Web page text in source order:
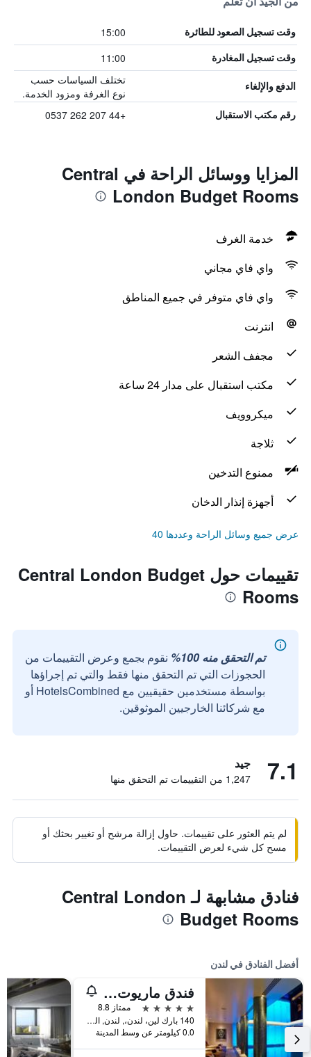
وقت تسجيل الصعود للطائرة 15:00
وقت تسجيل المغادرة 11:00
الدفع والإلغاء
تختلف السياسات حسب
نوع الغرفة ومزود الخدمة.
رقم مكتب الاستقبال +44 207 262 0537
المزايا ووسائل الراحة في Central
London Budget Rooms
خدمة الغرف
واي فاي مجاني
واي فاي متوفر في جميع المناطق
انترنت
مجفف الشعر
مكتب استقبال على مدار 24 ساعة
ميكروويف
ثلاجة
ممنوع التدخين
أجهزة إنذار الدخان
عرض جميع وسائل الراحة وعددها 40
تقييمات حول Central London Budget
Rooms
تم التحقق منه 100%
نقوم بجمع وعرض التقييمات من
الحجوزات التي تم التحقق منها فقط والتي تم إجراؤها
بواسطة مستخدمين حقيقيين مع HotelsCombined أو
مع شركائنا الخارجيين الموثوقين.
7.1 جيد
1,247 من التقييمات تم التحقق منها
لم يتم العثور على تقييمات. حاول إزالة مرشح أو تغيير بحثك أو
مسح كل شيء لعرض التقييمات.
فنادق مشابهة لـ Central London
Budget Rooms
أفضل الفنادق في لندن
فندق ماريوت لندن بارك لاين
5 نجوم
ممتاز 8.8
140 بارك لين، لندن،, لندن, المملكة المتحدة
0.0 كيلومتر عن وسط المدينة